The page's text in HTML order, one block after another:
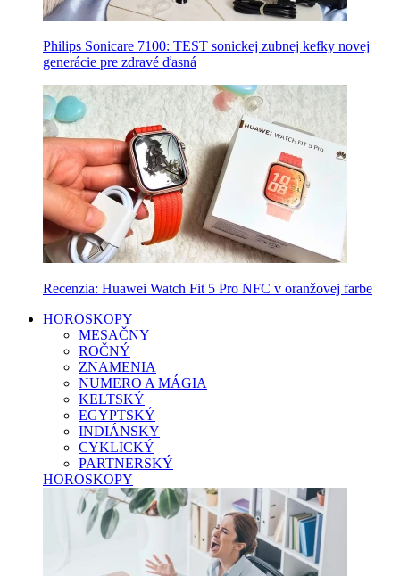
Philips Sonicare 7100: TEST sonickej zubnej kefky novej
generácie pre zdravé ďasná
Recenzia: Huawei Watch Fit 5 Pro NFC v oranžovej farbe
HOROSKOPY
MESAČNY
ROČNÝ
ZNAMENIA
NUMERO A MÁGIA
KELTSKÝ
EGYPTSKÝ
INDIÁNSKY
CYKLICKÝ
PARTNERSKÝ
HOROSKOPY